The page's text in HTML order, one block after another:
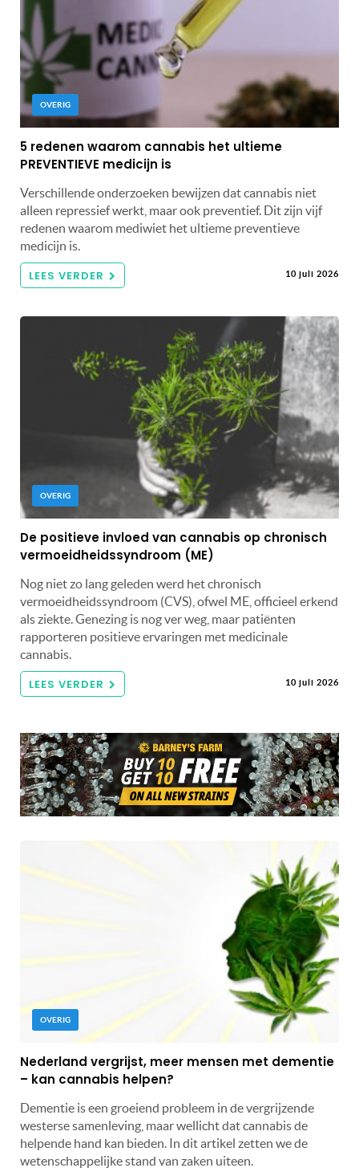
OVERIG
5 redenen waarom cannabis het ultieme
PREVENTIEVE medicijn is
Verschillende onderzoeken bewijzen dat cannabis niet
alleen repressief werkt, maar ook preventief. Dit zijn vijf
redenen waarom mediwiet het ultieme preventieve
medicijn is.
LEES VERDER 10 juli 2026
OVERIG
De positieve invloed van cannabis op chronisch
vermoeidheidssyndroom (ME)
Nog niet zo lang geleden werd het chronisch
vermoeidheidssyndroom (CVS), ofwel ME, officieel erkend
als ziekte. Genezing is nog ver weg, maar patiënten
rapporteren positieve ervaringen met medicinale
cannabis.
LEES VERDER 10 juli 2026
OVERIG
Nederland vergrijst, meer mensen met dementie
– kan cannabis helpen?
Dementie is een groeiend probleem in de vergrijzende
westerse samenleving, maar wellicht dat cannabis de
helpende hand kan bieden. In dit artikel zetten we de
wetenschappelijke stand van zaken uiteen.